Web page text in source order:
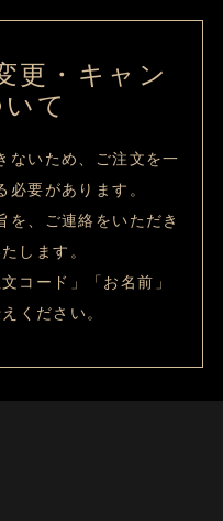
更・キャン
て
ないため、ご注文を一
必要があります。
を、ご連絡をいただき
します。
コード」「お名前」
ください。